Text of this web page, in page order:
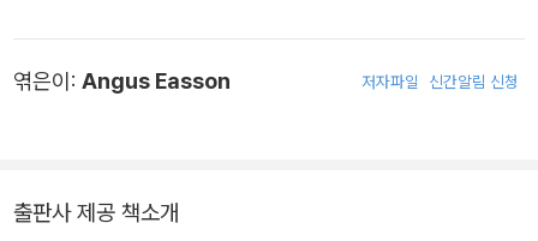
켈은 1845년 외아들을 잃고 슬픔을 달래기 위해 글쓰기에 열중했다.
이외에도 당대 여러 계층의 삶을 세심히 그려낸 『루스』 『사촌 필리
엮은이: Angus Easson 저자파일 신간알림 신청
출판사 제공 책소개